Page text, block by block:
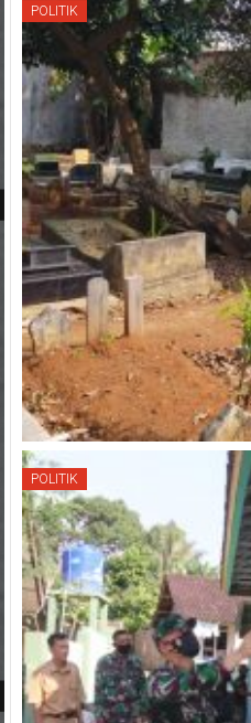
POLITIK
POLITIK